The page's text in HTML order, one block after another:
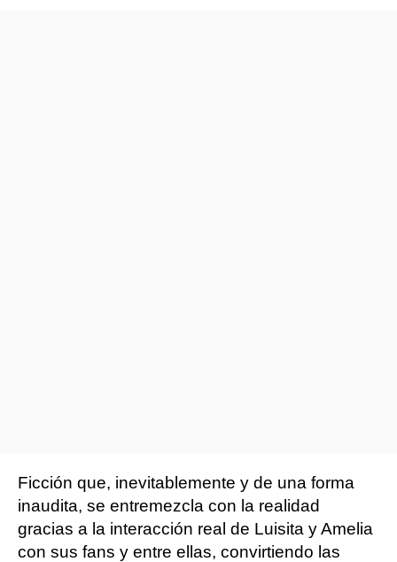
Ficción que, inevitablemente y de una forma
inaudita, se entremezcla con la realidad
gracias a la interacción real de Luisita y Amelia
con sus fans y entre ellas, convirtiendo las